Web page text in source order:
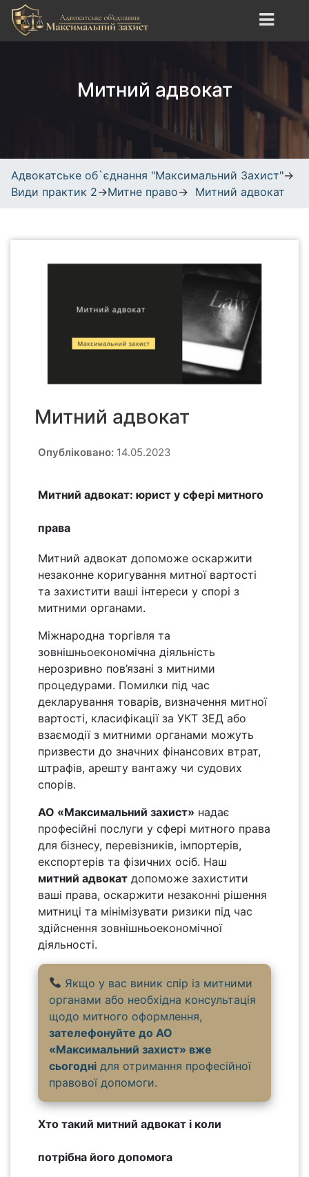
i
t
послуги, кримінальне,Митний адвокат
Адвокатське об`єднання "Максимальний Захист"→
Види практик 2→Митне право→ Митний адвокат
Митний адвокат
Опубліковано: 14.05.2023
Митний адвокат: юрист у сфері митного
права
Митний адвокат допоможе оскаржити
незаконне коригування митної вартості
та захистити ваші інтереси у спорі з
митними органами.
Міжнародна торгівля та
зовнішньоекономічна діяльність
нерозривно пов’язані з митними
процедурами. Помилки під час
декларування товарів, визначення митної
вартості, класифікації за УКТ ЗЕД або
взаємодії з митними органами можуть
призвести до значних фінансових втрат,
штрафів, арешту вантажу чи судових
спорів.
АО «Максимальний захист» надає
професійні послуги у сфері митного права
для бізнесу, перевізників, імпортерів,
експортерів та фізичних осіб. Наш
митний адвокат допоможе захистити
ваші права, оскаржити незаконні рішення
митниці та мінімізувати ризики під час
здійснення зовнішньоекономічної
діяльності.
Якщо у вас виник спір із митними
органами або необхідна консультація
щодо митного оформлення,
зателефонуйте до АО
«Максимальний захист» вже
сьогодні для отримання професійної
правової допомоги.
Хто такий митний адвокат і коли
потрібна його допомога